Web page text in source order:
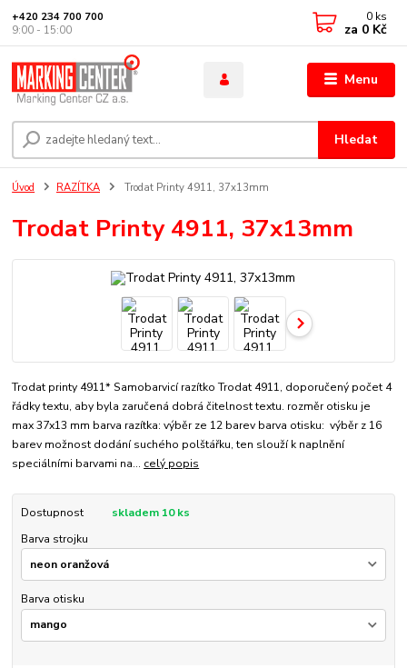
Menu
Hledat
+420 234 700 700
9:00 - 15:00
0 ks
za 0 Kč
Úvod RAZÍTKA Trodat Printy 4911, 37x13mm
Trodat Printy 4911, 37x13mm
Trodat printy 4911* Samobarvicí razítko Trodat 4911, doporučený počet 4
řádky textu, aby byla zaručená dobrá čitelnost textu. rozměr otisku je
max 37x13 mm barva razítka: výběr ze 12 barev barva otisku: výběr z 16
barev možnost dodání suchého polštářku, ten slouží k naplnění
speciálními barvami na... celý popis
Dostupnost
skladem 10 ks
Barva strojku
Barva otisku